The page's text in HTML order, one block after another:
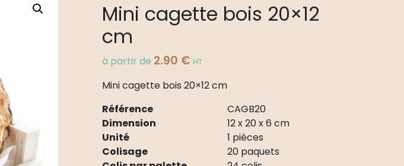
Mini cagette bois 20×12
cm
à partir de 2.90 € HT
Mini cagette bois 20×12 cm
Référence
CAGB20
Dimension
12 x 20 x 6 cm
Unité
1 pièces
Colisage
20 paquets